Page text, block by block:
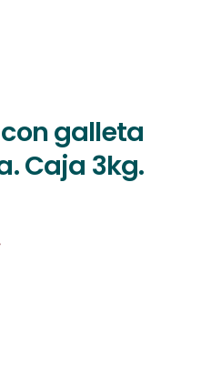
galleta
Caja 3kg.
con